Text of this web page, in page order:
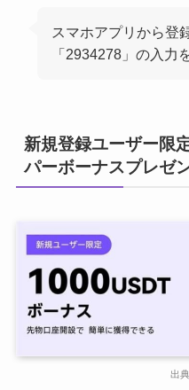
スマホアプリから登
「2934278」の入力
新規登録ユーザー限
パーボーナスプレゼ
出典